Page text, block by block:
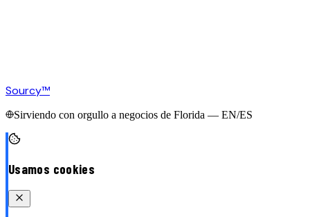
Sourcy™
Sirviendo con orgullo a negocios de Florida — EN/ES
Usamos cookies